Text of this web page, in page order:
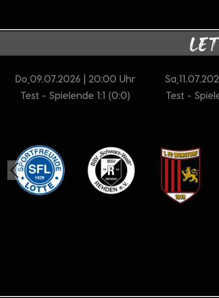
Do,09.07.2026 | 20:00 Uhr
Test - Spielende 1:1 (0:0)
Test -
Previous